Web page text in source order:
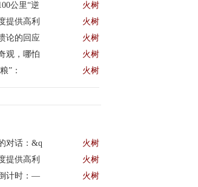
公里“逆 火树
提供高利 火树
论的回应 火树
观，哪怕 火树
”： 火树
对话：&q 火树
提供高利 火树
计时：— 火树